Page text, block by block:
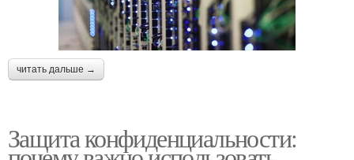
читать дальше →
Защита конфиденциальности: